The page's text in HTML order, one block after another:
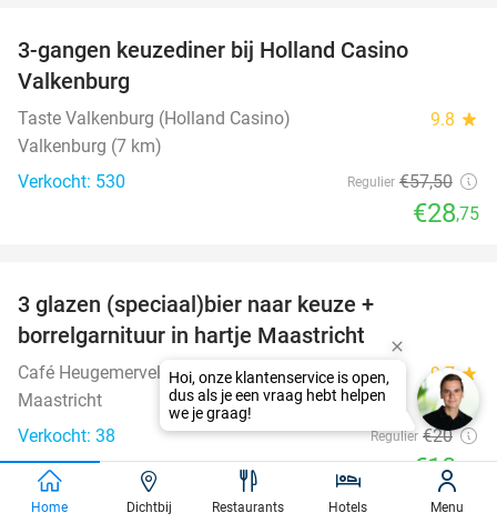
3-gangen keuzediner bij Holland Casino
Valkenburg
Taste Valkenburg (Holland Casino) 9.8 star
Valkenburg (7 km)
Verkocht: 530
Regulier €57,50
€28,75
3 glazen (speciaal)bier naar keuze +
borrelgarnituur in hartje Maastricht
Café Heugemerveld 9.7star
Maastricht
Verkocht: 38
Regulier €20
€10,50
favorite_border
Home Dichtbij Restaurants Hotels Menu